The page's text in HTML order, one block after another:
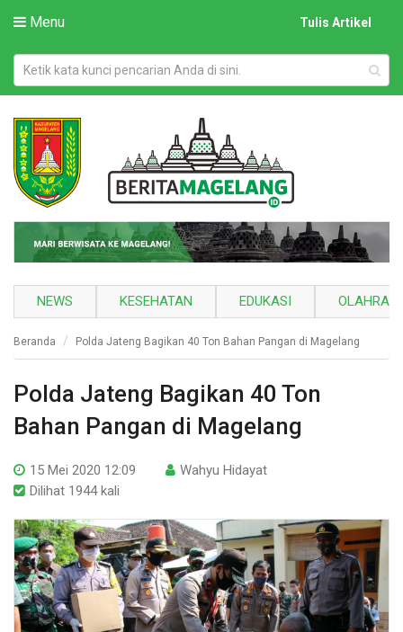
Menu Tulis Artikel
NEWS KESEHATAN EDUKASI
Beranda Polda Jateng Bagikan 40 Ton Bahan Pangan di Magelang
Polda Jateng Bagikan 40 Ton
Bahan Pangan di Magelang
15 Mei 2020 12:09
Wahyu Hidayat
Dilihat 1944 kali